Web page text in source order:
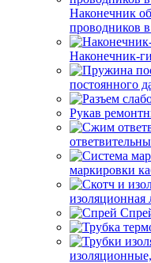
Наконечник
проводников
Наконечник-
постоянного
Рукав
маркировки
изоляционная